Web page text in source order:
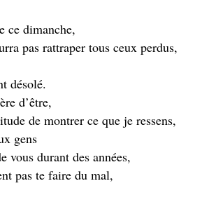
ce dimanche,
pas rattraper tous ceux perdus,
désolé.
d’être,
de montrer ce que je ressens,
gens
vous durant des années,
pas te faire du mal,